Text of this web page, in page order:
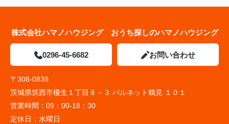
株式会社ハマノハウジング おうち探しのハマノハウジング
0296-45-6682 お問い合わせ
〒308-0838
茨城県筑西市榎生１丁目８－３ パルネット鶴見 １０１
営業時間： 09：00-18：30
定休日： 水曜日